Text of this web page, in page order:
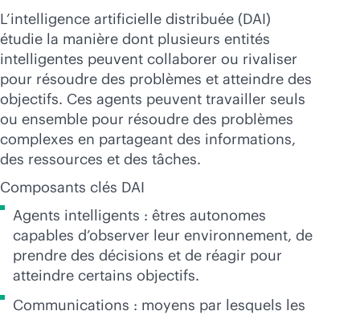
L’intelligence artificielle distribuée (DAI)
étudie la manière dont plusieurs entités
intelligentes peuvent collaborer ou rivaliser
pour résoudre des problèmes et atteindre des
objectifs. Ces agents peuvent travailler seuls
ou ensemble pour résoudre des problèmes
complexes en partageant des informations,
des ressources et des tâches.
Composants clés DAI
Agents intelligents : êtres autonomes
capables d’observer leur environnement, de
prendre des décisions et de réagir pour
atteindre certains objectifs.
Communications : moyens par lesquels les